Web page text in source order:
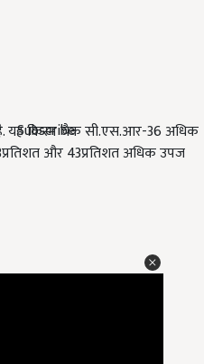
Subscribe
यह किस्म चैक सी.एस.आर-36 अधिक
और 43प्रतिशत अधिक उपज